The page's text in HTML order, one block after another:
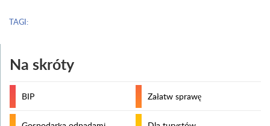
TAGI:
Na skróty
BIP Załatw sprawę